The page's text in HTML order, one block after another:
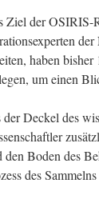
Ziel der OSIRIS-
haben
um einen
Deckel des
den Boden des
des